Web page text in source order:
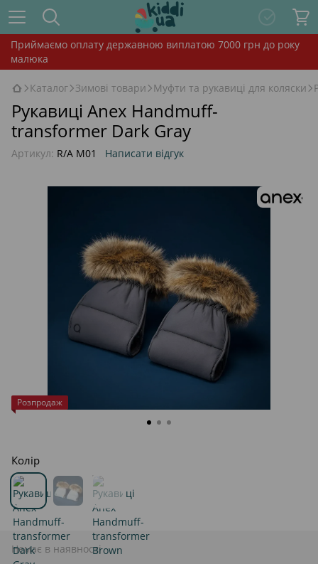
Приймаємо оплату державною виплатою 7000 грн до року
малюка
Каталог Зимові товари Муфти та рукавиці для коляски
Рукавиці Anex Handmuff-
transformer Dark Gray
Артикул: R/A M01 Написати відгук
Розпродаж
Колір
Немає в наявності